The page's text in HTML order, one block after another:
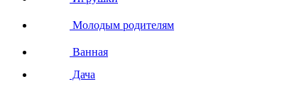
Молодым родителям
Ванная
Дача